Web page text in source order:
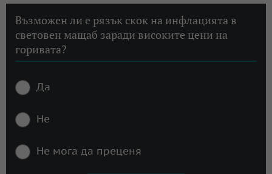
Възможен ли е рязък скок на инфлацията в
световен мащаб заради високите цени на
горивата?
Да
Не
Не мога да преценя